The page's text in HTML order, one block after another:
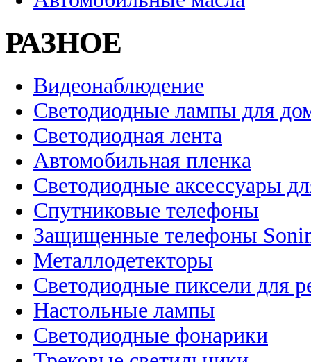
РАЗНОЕ
Видеонаблюдение
Светодиодные лампы для
Светодиодная лента
Автомобильная пленка
Светодиодные аксессуары
Спутниковые телефоны
Защищенные телефоны
Металлодетекторы
Светодиодные пиксели для
Настольные лампы
Светодиодные фонарики